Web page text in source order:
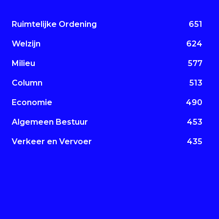
Ruimtelijke Ordening 651
Welzijn 624
Milieu 577
Column 513
Economie 490
Algemeen Bestuur 453
Verkeer en Vervoer 435